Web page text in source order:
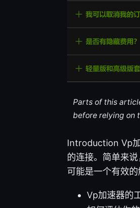
Parts of this
before relying on
Introduction Vp
的连接。简单来
可能是一个有效
Vp加速器的